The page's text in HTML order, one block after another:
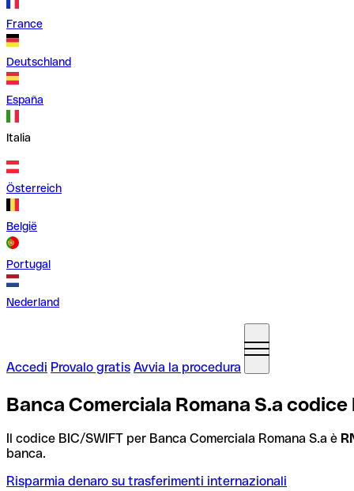
France
Deutschland
España
Italia
Österreich
België
Portugal
Nederland
Accedi Provalo gratis Avvia la procedura
Banca Comerciala Romana S.a codice
Il codice BIC/SWIFT per Banca Comerciala Romana S.a è
banca.
Risparmia denaro su trasferimenti internazionali